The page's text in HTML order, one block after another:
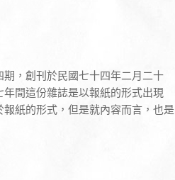
，創刊於民國七十四年二月二十
間這份雜誌是以報紙的形式出現
紙的形式，但是就內容而言，也是